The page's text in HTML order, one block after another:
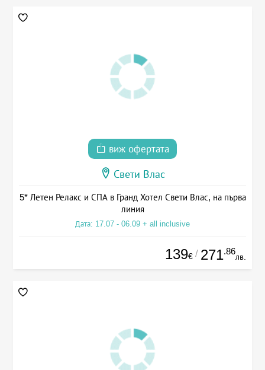
виж офертата
Свети Влас
5* Летен Релакс и СПА в Гранд Хотел Свети Влас, на първа
линия
Дата: 17.07 - 06.09 + all inclusive
139€ / 271.86
лв.